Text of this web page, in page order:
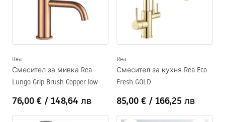
Rea
Смесител за мивка Rea
Lungo Grip Brush Copper low
76,00 € / 148,64 лв
Rea
Смесител за кухня Rea Eco
Fresh GOLD
85,00 € / 166,25 лв